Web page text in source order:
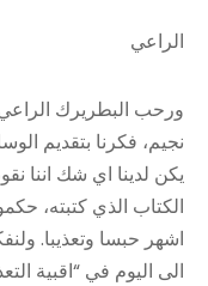
الراعي
ورحب البطريرك الراعي
نجيم، فكرنا بتقديم
يكن لدينا اي شك اننا
الكتاب الذي كتبته،
اشهر حبسا وتعذيبا.
الى اليوم في “اقبية